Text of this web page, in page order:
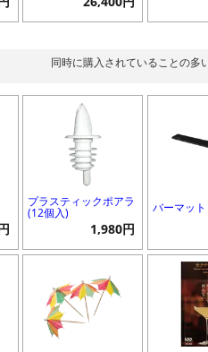
同時に購入されていることの多
プラスティックポアラ
(12個入)
1,980円
バーマッ